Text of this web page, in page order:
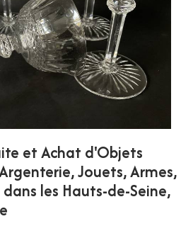
et Achat d'Objets
Jouets, Armes,
les Hauts-de-Seine,